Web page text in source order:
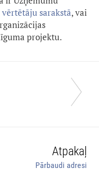
sarakstā, vai
projektu.
Atpakaļ
Pārbaudi adresi